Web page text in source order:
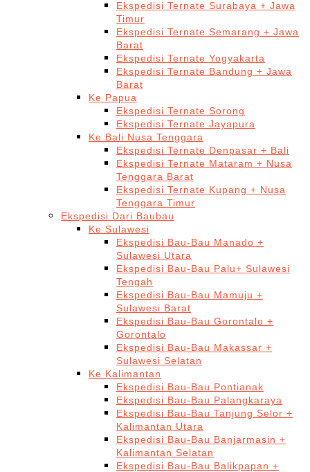
Ekspedisi Ternate Surabaya + Jawa
Timur
Ekspedisi Ternate Semarang + Jawa
Barat
Ekspedisi Ternate Yogyakarta
Ekspedisi Ternate Bandung + Jawa
Barat
Ke Papua
Ekspedisi Ternate Sorong
Ekspedisi Ternate Jayapura
Ke Bali Nusa Tenggara
Ekspedisi Ternate Denpasar + Bali
Ekspedisi Ternate Mataram + Nusa
Tenggara Barat
Ekspedisi Ternate Kupang + Nusa
Tenggara Timur
Ekspedisi Dari Baubau
Ke Sulawesi
Ekspedisi Bau-Bau Manado +
Sulawesi Utara
Ekspedisi Bau-Bau Palu+ Sulawesi
Tengah
Ekspedisi Bau-Bau Mamuju +
Sulawesi Barat
Ekspedisi Bau-Bau Gorontalo +
Gorontalo
Ekspedisi Bau-Bau Makassar +
Sulawesi Selatan
Ke Kalimantan
Ekspedisi Bau-Bau Pontianak
Ekspedisi Bau-Bau Palangkaraya
Ekspedisi Bau-Bau Tanjung Selor +
Kalimantan Utara
Ekspedisi Bau-Bau Banjarmasin +
Kalimantan Selatan
Ekspedisi Bau-Bau Balikpapan +